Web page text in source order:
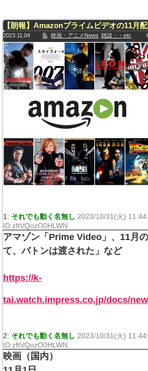
【朗報】Amazonプライムビデオの11月
2023.11.04 映画・アニメNews 雑談・・etc
1: それでも動く名無し 2023/10/31(火)
ID:zftVQozO0HLWN
アマゾン「Prime Video」、11月
て、バトンは渡された」など
https://k-
tai.watch.impress.co.jp/docs/
2: それでも動く名無し 2023/10/31(火)
ID:zftVQozO0HLWN
映画（国内）